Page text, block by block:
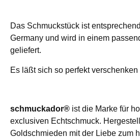
Das Schmuckstück ist
Germany und wird in einem
geliefert.
Es läßt sich so perfekt
schmuckador® ist die Marke für
exclusiven Echtschmuck.
Goldschmieden mit der Liebe zum